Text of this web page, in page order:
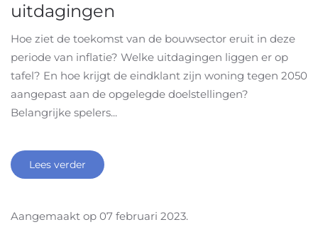
uitdagingen
Hoe ziet de toekomst van de bouwsector eruit in deze
periode van inflatie? Welke uitdagingen liggen er op
tafel? En hoe krijgt de eindklant zijn woning tegen 2050
aangepast aan de opgelegde doelstellingen?
Belangrijke spelers...
Lees verder
Aangemaakt op 07 februari 2023.